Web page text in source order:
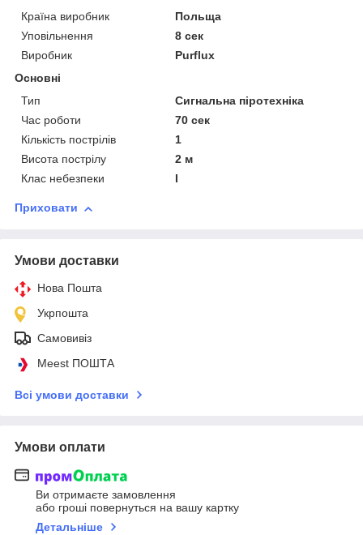
Країна виробник
Польща
Уповільнення
8 сек
Виробник
Purflux
Основні
Тип
Сигнальна піротехніка
Час роботи
70 сек
Кількість пострілів
1
Висота пострілу
2 м
Клас небезпеки
I
Приховати
Умови доставки
Нова Пошта
Укрпошта
Самовивіз
Meest ПОШТА
Всі умови доставки
Умови оплати
Ви отримаєте замовлення
або гроші повернуться на вашу картку
Детальніше